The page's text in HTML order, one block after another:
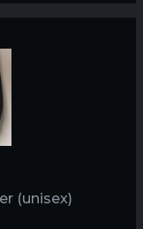
(unisex)